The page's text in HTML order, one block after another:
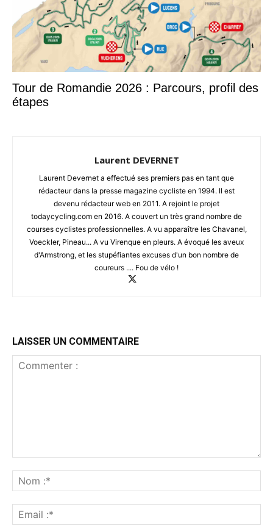
Tour de Romandie 2026 : Parcours, profil des
étapes
Laurent DEVERNET
Laurent Devernet a effectué ses premiers pas en tant que
rédacteur dans la presse magazine cycliste en 1994. Il est
devenu rédacteur web en 2011. A rejoint le projet
todaycycling.com en 2016. A couvert un très grand nombre de
courses cyclistes professionnelles. A vu apparaître les Chavanel,
Voeckler, Pineau... A vu Virenque en pleurs. A évoqué les aveux
d'Armstrong, et les stupéfiantes excuses d'un bon nombre de
coureurs .... Fou de vélo !
LAISSER UN COMMENTAIRE